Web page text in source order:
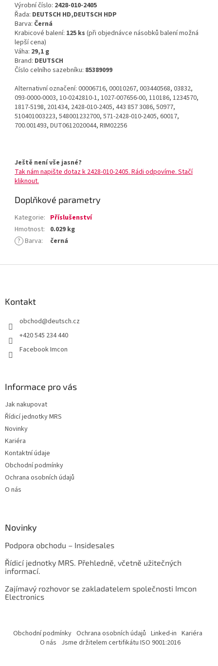
Výrobní číslo: 2428-010-2405
Řada: DEUTSCH HD,DEUTSCH HDP
Barva: Černá
Krabicové balení: 125 ks (při objednávce násobků balení možná
lepší cena)
Váha: 29,1 g
Brand: DEUTSCH
Číslo celního sazebníku: 85389099
Alternativní označení: 00006716, 00010267, 003440568, 03832,
093-0000-0003, 10-0242810-1, 1027-007656-00, 110186, 1234570,
1817-5198, 201434, 2428-010-2405, 443 857 3086, 50977,
510401003223, 548001232700, 571-2428-010-2405, 60017,
700.001493, DUT0612020044, RIM02256
Ještě není vše jasné?
Tak nám napište dotaz k 2428-010-2405. Rádi odpovíme. Stačí
kliknout.
Doplňkové parametry
Kategorie: Příslušenství
Hmotnost:
0.029 kg
? Barva: černá
Kontakt
obchod@deutsch.cz
+420 545 234 440
Facebook Imcon
Informace pro vás
Jak nakupovat
Řídicí jednotky MRS
Novinky
Kariéra
Kontaktní údaje
Obchodní podmínky
Ochrana osobních údajů
O nás
Novinky
Podpora obchodu – Insidesales
Řídicí jednotky MRS. Přehledně, včetně užitečných
informací.
Zajímavý rozhovor se zakladatelem společnosti Imcon
Electronics
Obchodní podmínky Ochrana osobních údajů Linked-in Kariéra
O nás Jsme držitelem certifikátu ISO 9001:2016